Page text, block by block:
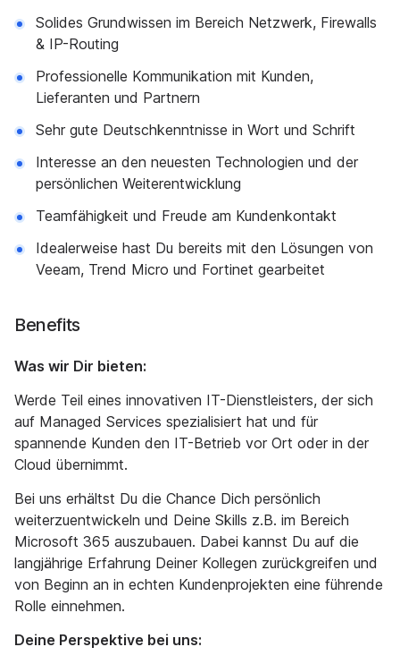
Solides Grundwissen im Bereich Netzwerk, Firewalls
& IP-Routing
Professionelle Kommunikation mit Kunden,
Lieferanten und Partnern
Sehr gute Deutschkenntnisse in Wort und Schrift
Interesse an den neuesten Technologien und der
persönlichen Weiterentwicklung
Teamfähigkeit und Freude am Kundenkontakt
Idealerweise hast Du bereits mit den Lösungen von
Veeam, Trend Micro und Fortinet gearbeitet
Benefits
Was wir Dir bieten:
Werde Teil eines innovativen IT-Dienstleisters, der sich
auf Managed Services spezialisiert hat und für
spannende Kunden den IT-Betrieb vor Ort oder in der
Cloud übernimmt.
Bei uns erhältst Du die Chance Dich persönlich
weiterzuentwickeln und Deine Skills z.B. im Bereich
Microsoft 365 auszubauen. Dabei kannst Du auf die
langjährige Erfahrung Deiner Kollegen zurückgreifen und
von Beginn an in echten Kundenprojekten eine führende
Rolle einnehmen.
Deine Perspektive bei uns: